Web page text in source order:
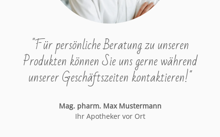
"Für persönliche Beratung zu unseren
Produkten können Sie uns gerne während
unserer Geschäftszeiten kontaktieren!"
Mag. pharm. Max Mustermann
Ihr Apotheker vor Ort